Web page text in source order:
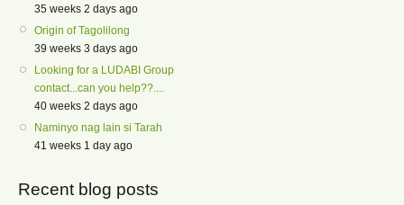
35 weeks 2 days ago
Origin of Tagolilong
39 weeks 3 days ago
Looking for a LUDABI Group
contact...can you help??....
40 weeks 2 days ago
Naminyo nag lain si Tarah
41 weeks 1 day ago
Recent blog posts